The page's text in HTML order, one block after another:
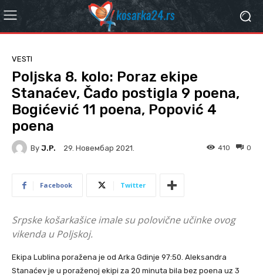
VESTI
Poljska 8. kolo: Poraz ekipe
Stanaćev, Čađo postigla 9 poena,
Bogićević 11 poena, Popović 4
poena
By J.P. 29. Новембар 2021. 0
410
Facebook Twitter
Srpske košarkašice imale su polovične učinke ovog
vikenda u Poljskoj.
Ekipa Lublina poražena je od Arka Gdinje 97:50. Aleksandra
Stanaćev je u poraženoj ekipi za 20 minuta bila bez poena uz 3